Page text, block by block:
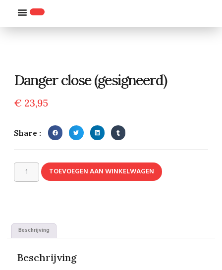
Danger close (gesigneerd)
€ 23,95
Share :
TOEVOEGEN AAN WINKELWAGEN
Beschrijving
Beschrijving